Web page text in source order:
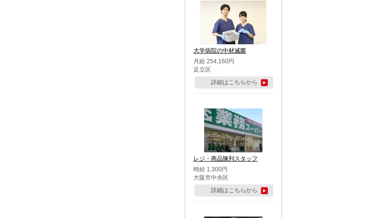
大学病院の中材滅菌
月給 254,160円
足立区
詳細はこちらから
レジ・商品陳列スタッフ
時給 1,300円
大阪市中央区
詳細はこちらから